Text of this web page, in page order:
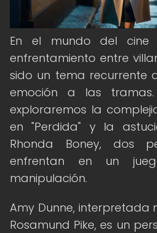
En el mundo del cine
enfrentamiento entre
sido un tema recurrente
emoción a las
exploraremos la
en "Perdida" y la
Rhonda Boney, dos
enfrentan en un
manipulación.
Amy Dunne,
Rosamund Pike, es un